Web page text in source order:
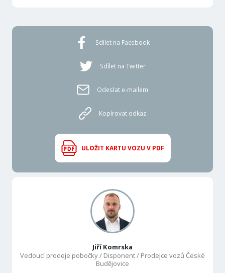
Sdílet na Facebook
Sdílet na Twitter
Odeslat e-mailem
Kopírovat odkaz
ULOŽIT KARTU VOZU V PDF
Jiří Komrska
Vedoucí prodeje pobočky / Disponent / Prodejce vozů České
Budějovice